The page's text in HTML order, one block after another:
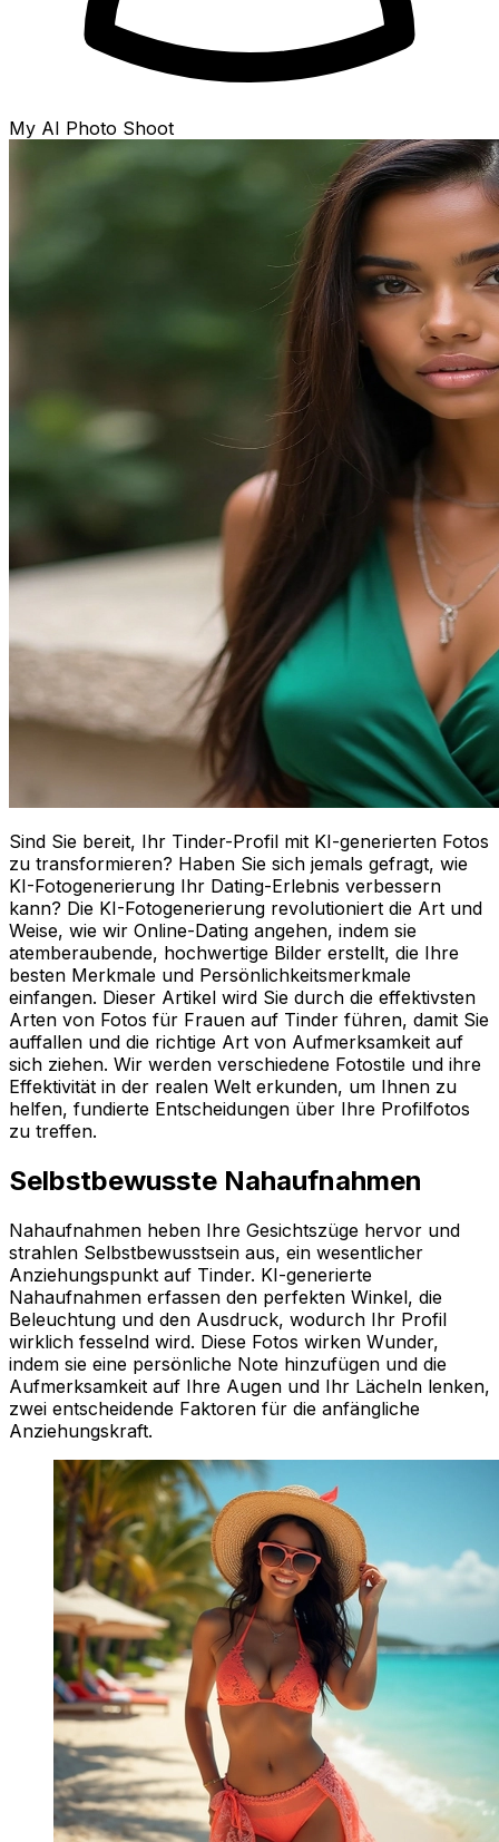
My AI Photo Shoot
Sind Sie bereit, Ihr Tinder-Profil mit KI-generierten Fotos
zu transformieren? Haben Sie sich jemals gefragt, wie
KI-Fotogenerierung Ihr Dating-Erlebnis verbessern
kann? Die KI-Fotogenerierung revolutioniert die Art und
Weise, wie wir Online-Dating angehen, indem sie
atemberaubende, hochwertige Bilder erstellt, die Ihre
besten Merkmale und Persönlichkeitsmerkmale
einfangen. Dieser Artikel wird Sie durch die effektivsten
Arten von Fotos für Frauen auf Tinder führen, damit Sie
auffallen und die richtige Art von Aufmerksamkeit auf
sich ziehen. Wir werden verschiedene Fotostile und ihre
Effektivität in der realen Welt erkunden, um Ihnen zu
helfen, fundierte Entscheidungen über Ihre Profilfotos
zu treffen.
Selbstbewusste Nahaufnahmen
Nahaufnahmen heben Ihre Gesichtszüge hervor und
strahlen Selbstbewusstsein aus, ein wesentlicher
Anziehungspunkt auf Tinder. KI-generierte
Nahaufnahmen erfassen den perfekten Winkel, die
Beleuchtung und den Ausdruck, wodurch Ihr Profil
wirklich fesselnd wird. Diese Fotos wirken Wunder,
indem sie eine persönliche Note hinzufügen und die
Aufmerksamkeit auf Ihre Augen und Ihr Lächeln lenken,
zwei entscheidende Faktoren für die anfängliche
Anziehungskraft.